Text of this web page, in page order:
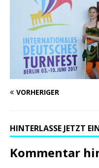
VORHERIGER
HINTERLASSE JETZT
Kommentar